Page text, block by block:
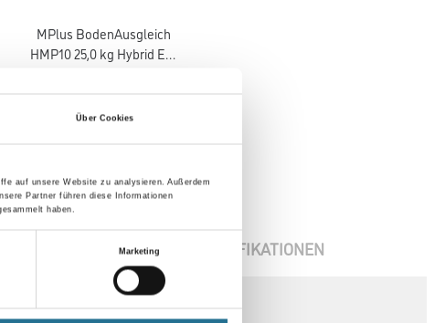
Über Cookies
auf unsere Website zu analysieren. Außerdem
Partner führen diese Informationen
haben.
Marketing
MPlus BodenAusgleich
HMP10 25,0 kg Hybrid EC1
Bitte einloggen, um Preise
DATENBLÄTTER SPEZIFIKATIONEN